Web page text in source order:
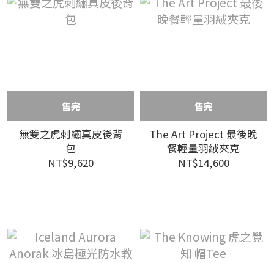
售完
無雙之虎刺繡真皮後背
包
NT$9,620
售完
The Art Project 最後晚
餐輕量羽絨夾克
NT$14,600